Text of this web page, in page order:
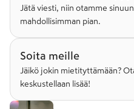
Jätä viesti, niin otamme
mahdollisimman pian.
Soita meille
Jäikö jokin mietityttämään?
keskustellaan lisää!